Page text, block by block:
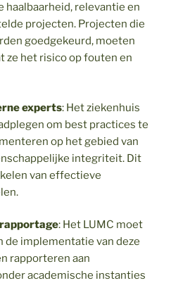
haalbaarheid, relevantie en
projecten. Projecten die
goedgekeurd, moeten
ze het risico op fouten en
experts: Het ziekenhuis
om best practices te
op het gebied van
integriteit. Dit
van effectieve
: Het LUMC moet
de implementatie van deze
rapporteren aan
academische instanties